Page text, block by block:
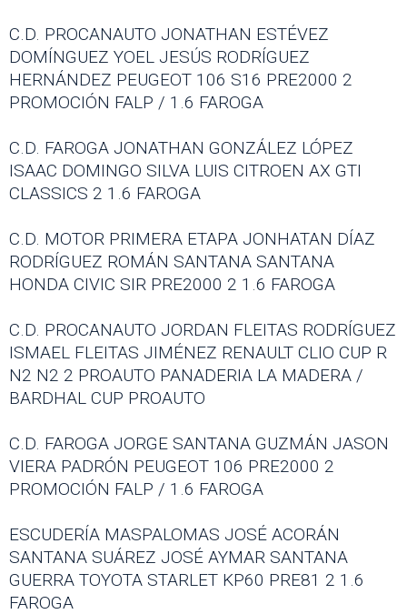
C.D. PROCANAUTO JONATHAN ESTÉVEZ
DOMÍNGUEZ YOEL JESÚS RODRÍGUEZ
HERNÁNDEZ PEUGEOT 106 S16 PRE2000 2
PROMOCIÓN FALP / 1.6 FAROGA
C.D. FAROGA JONATHAN GONZÁLEZ LÓPEZ
ISAAC DOMINGO SILVA LUIS CITROEN AX GTI
CLASSICS 2 1.6 FAROGA
C.D. MOTOR PRIMERA ETAPA JONHATAN DÍAZ
RODRÍGUEZ ROMÁN SANTANA SANTANA
HONDA CIVIC SIR PRE2000 2 1.6 FAROGA
C.D. PROCANAUTO JORDAN FLEITAS RODRÍGUEZ
ISMAEL FLEITAS JIMÉNEZ RENAULT CLIO CUP R
N2 N2 2 PROAUTO PANADERIA LA MADERA /
BARDHAL CUP PROAUTO
C.D. FAROGA JORGE SANTANA GUZMÁN JASON
VIERA PADRÓN PEUGEOT 106 PRE2000 2
PROMOCIÓN FALP / 1.6 FAROGA
ESCUDERÍA MASPALOMAS JOSÉ ACORÁN
SANTANA SUÁREZ JOSÉ AYMAR SANTANA
GUERRA TOYOTA STARLET KP60 PRE81 2 1.6
FAROGA